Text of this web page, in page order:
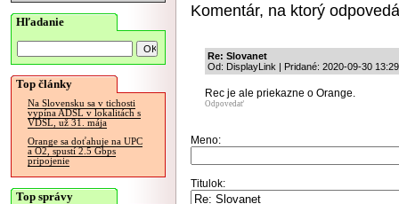
Hľadanie
Top články
Na Slovensku sa v tichosti
vypína ADSL v lokalitách s
VDSL, už 31. mája
Orange sa doťahuje na UPC
a O2, spustí 2.5 Gbps
pripojenie
Top správy
Komentár, na ktorý
Re: Slovanet
Od: DisplayLink | Pridané: 2020-09-30
Rec je ale priekazne o Orange.
Odpovedať
Meno:
Titulok: